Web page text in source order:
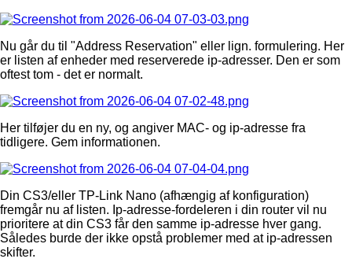
Nu går du til "Address Reservation" eller lign. formulering. Her
er listen af enheder med reserverede ip-adresser. Den er som
oftest tom - det er normalt.
Her tilføjer du en ny, og angiver MAC- og ip-adresse fra
tidligere. Gem informationen.
Din CS3/eller TP-Link Nano (afhængig af konfiguration)
fremgår nu af listen. Ip-adresse-fordeleren i din router vil nu
prioritere at din CS3 får den samme ip-adresse hver gang.
Således burde der ikke opstå problemer med at ip-adressen
skifter.